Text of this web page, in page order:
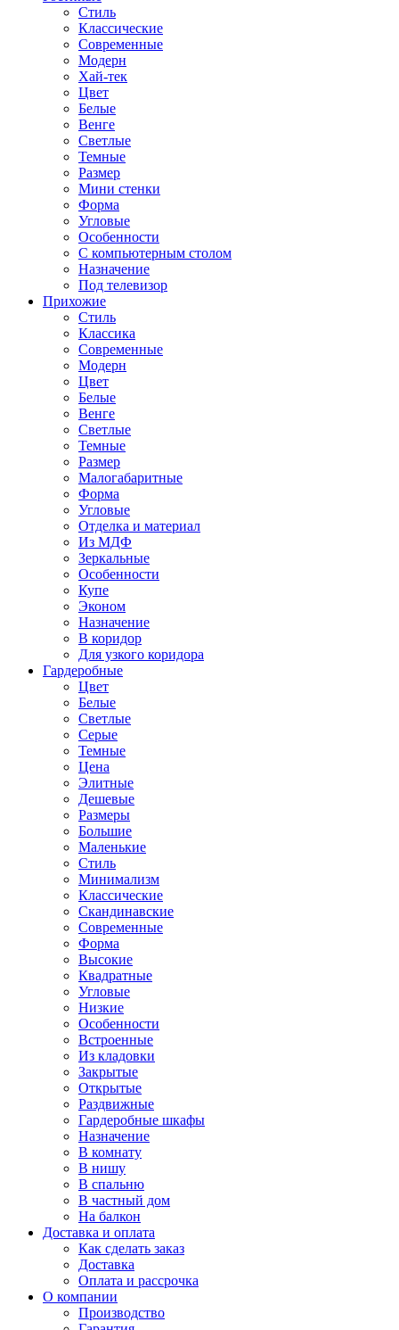
Стиль
Классические
Современные
Модерн
Хай-тек
Цвет
Белые
Венге
Светлые
Темные
Размер
Мини стенки
Форма
Угловые
Особенности
С компьютерным столом
Назначение
Под телевизор
Прихожие
Стиль
Классика
Современные
Модерн
Цвет
Белые
Венге
Светлые
Темные
Размер
Малогабаритные
Форма
Угловые
Отделка и материал
Из МДФ
Зеркальные
Особенности
Купе
Эконом
Назначение
В коридор
Для узкого коридора
Гардеробные
Цвет
Белые
Светлые
Серые
Темные
Цена
Элитные
Дешевые
Размеры
Большие
Маленькие
Стиль
Минимализм
Классические
Скандинавские
Современные
Форма
Высокие
Квадратные
Угловые
Низкие
Особенности
Встроенные
Из кладовки
Закрытые
Открытые
Раздвижные
Гардеробные шкафы
Назначение
В комнату
В нишу
В спальню
В частный дом
На балкон
Доставка и оплата
Как сделать заказ
Доставка
Оплата и рассрочка
О компании
Производство